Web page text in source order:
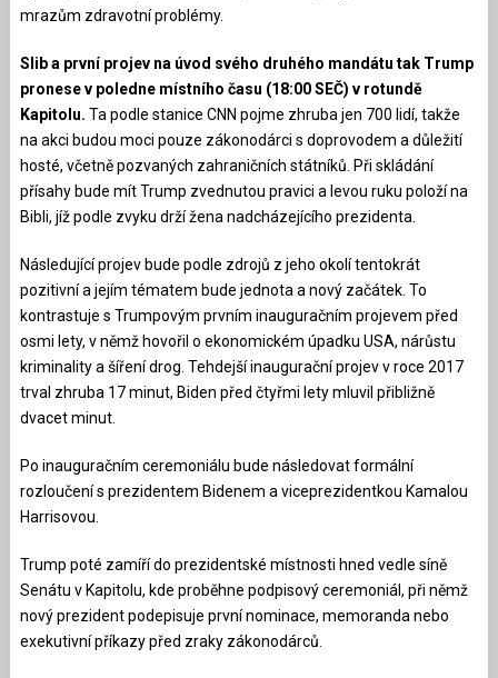
mrazům zdravotní problémy.
Slib a první projev na úvod svého druhého mandátu tak Trump
pronese v poledne místního času (18:00 SEČ) v rotundě
Kapitolu. Ta podle stanice CNN pojme zhruba jen 700 lidí, takže
na akci budou moci pouze zákonodárci s doprovodem a důležití
hosté, včetně pozvaných zahraničních státníků. Při skládání
přísahy bude mít Trump zvednutou pravici a levou ruku položí na
Bibli, jíž podle zvyku drží žena nadcházejícího prezidenta.
Následující projev bude podle zdrojů z jeho okolí tentokrát
pozitivní a jejím tématem bude jednota a nový začátek. To
kontrastuje s Trumpovým prvním inauguračním projevem před
osmi lety, v němž hovořil o ekonomickém úpadku USA, nárůstu
kriminality a šíření drog. Tehdejší inaugurační projev v roce 2017
trval zhruba 17 minut, Biden před čtyřmi lety mluvil přibližně
dvacet minut.
Po inauguračním ceremoniálu bude následovat formální
rozloučení s prezidentem Bidenem a viceprezidentkou Kamalou
Harrisovou.
Trump poté zamíří do prezidentské místnosti hned vedle síně
Senátu v Kapitolu, kde proběhne podpisový ceremoniál, při němž
nový prezident podepisuje první nominace, memoranda nebo
exekutivní příkazy před zraky zákonodárců.